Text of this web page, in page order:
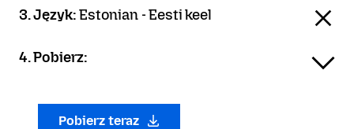
3. Język:Estonian - Eesti keel
4. Pobierz:
Pobierz teraz